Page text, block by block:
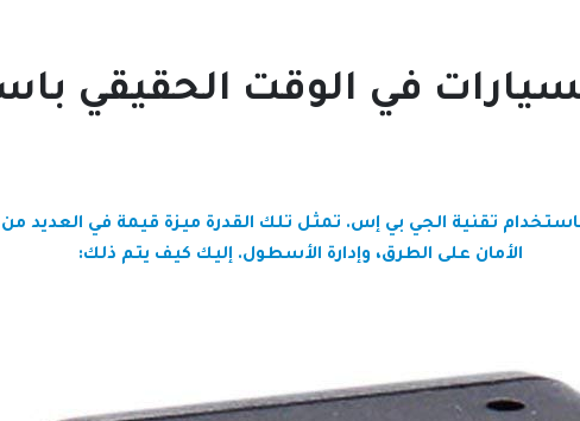
في الوقت الحقيقي
تقنية الجي بي إس. تمثل تلك القدرة ميزة قيمة في العديد من
الأمان على الطرق، وإدارة الأسطول. إليك كيف يتم ذلك: